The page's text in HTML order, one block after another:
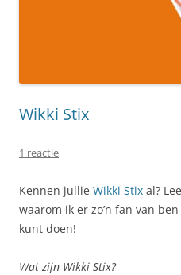
Wikki Stix
1 reactie
Kennen jullie Wikki Stix al?
waarom ik er zo’n fan van
kunt doen!
Wat zijn Wikki Stix?